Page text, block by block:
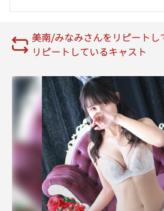
14:20
14:30
14:50
15:00
15:10
15:30
美南/みなみさんをリピートし
リピートしているキャスト